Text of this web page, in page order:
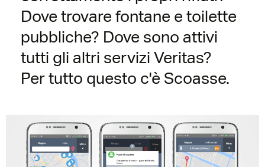
Dove trovare fontane e toilette
pubbliche? Dove sono attivi
tutti gli altri servizi Veritas?
Per tutto questo c'è Scoasse.